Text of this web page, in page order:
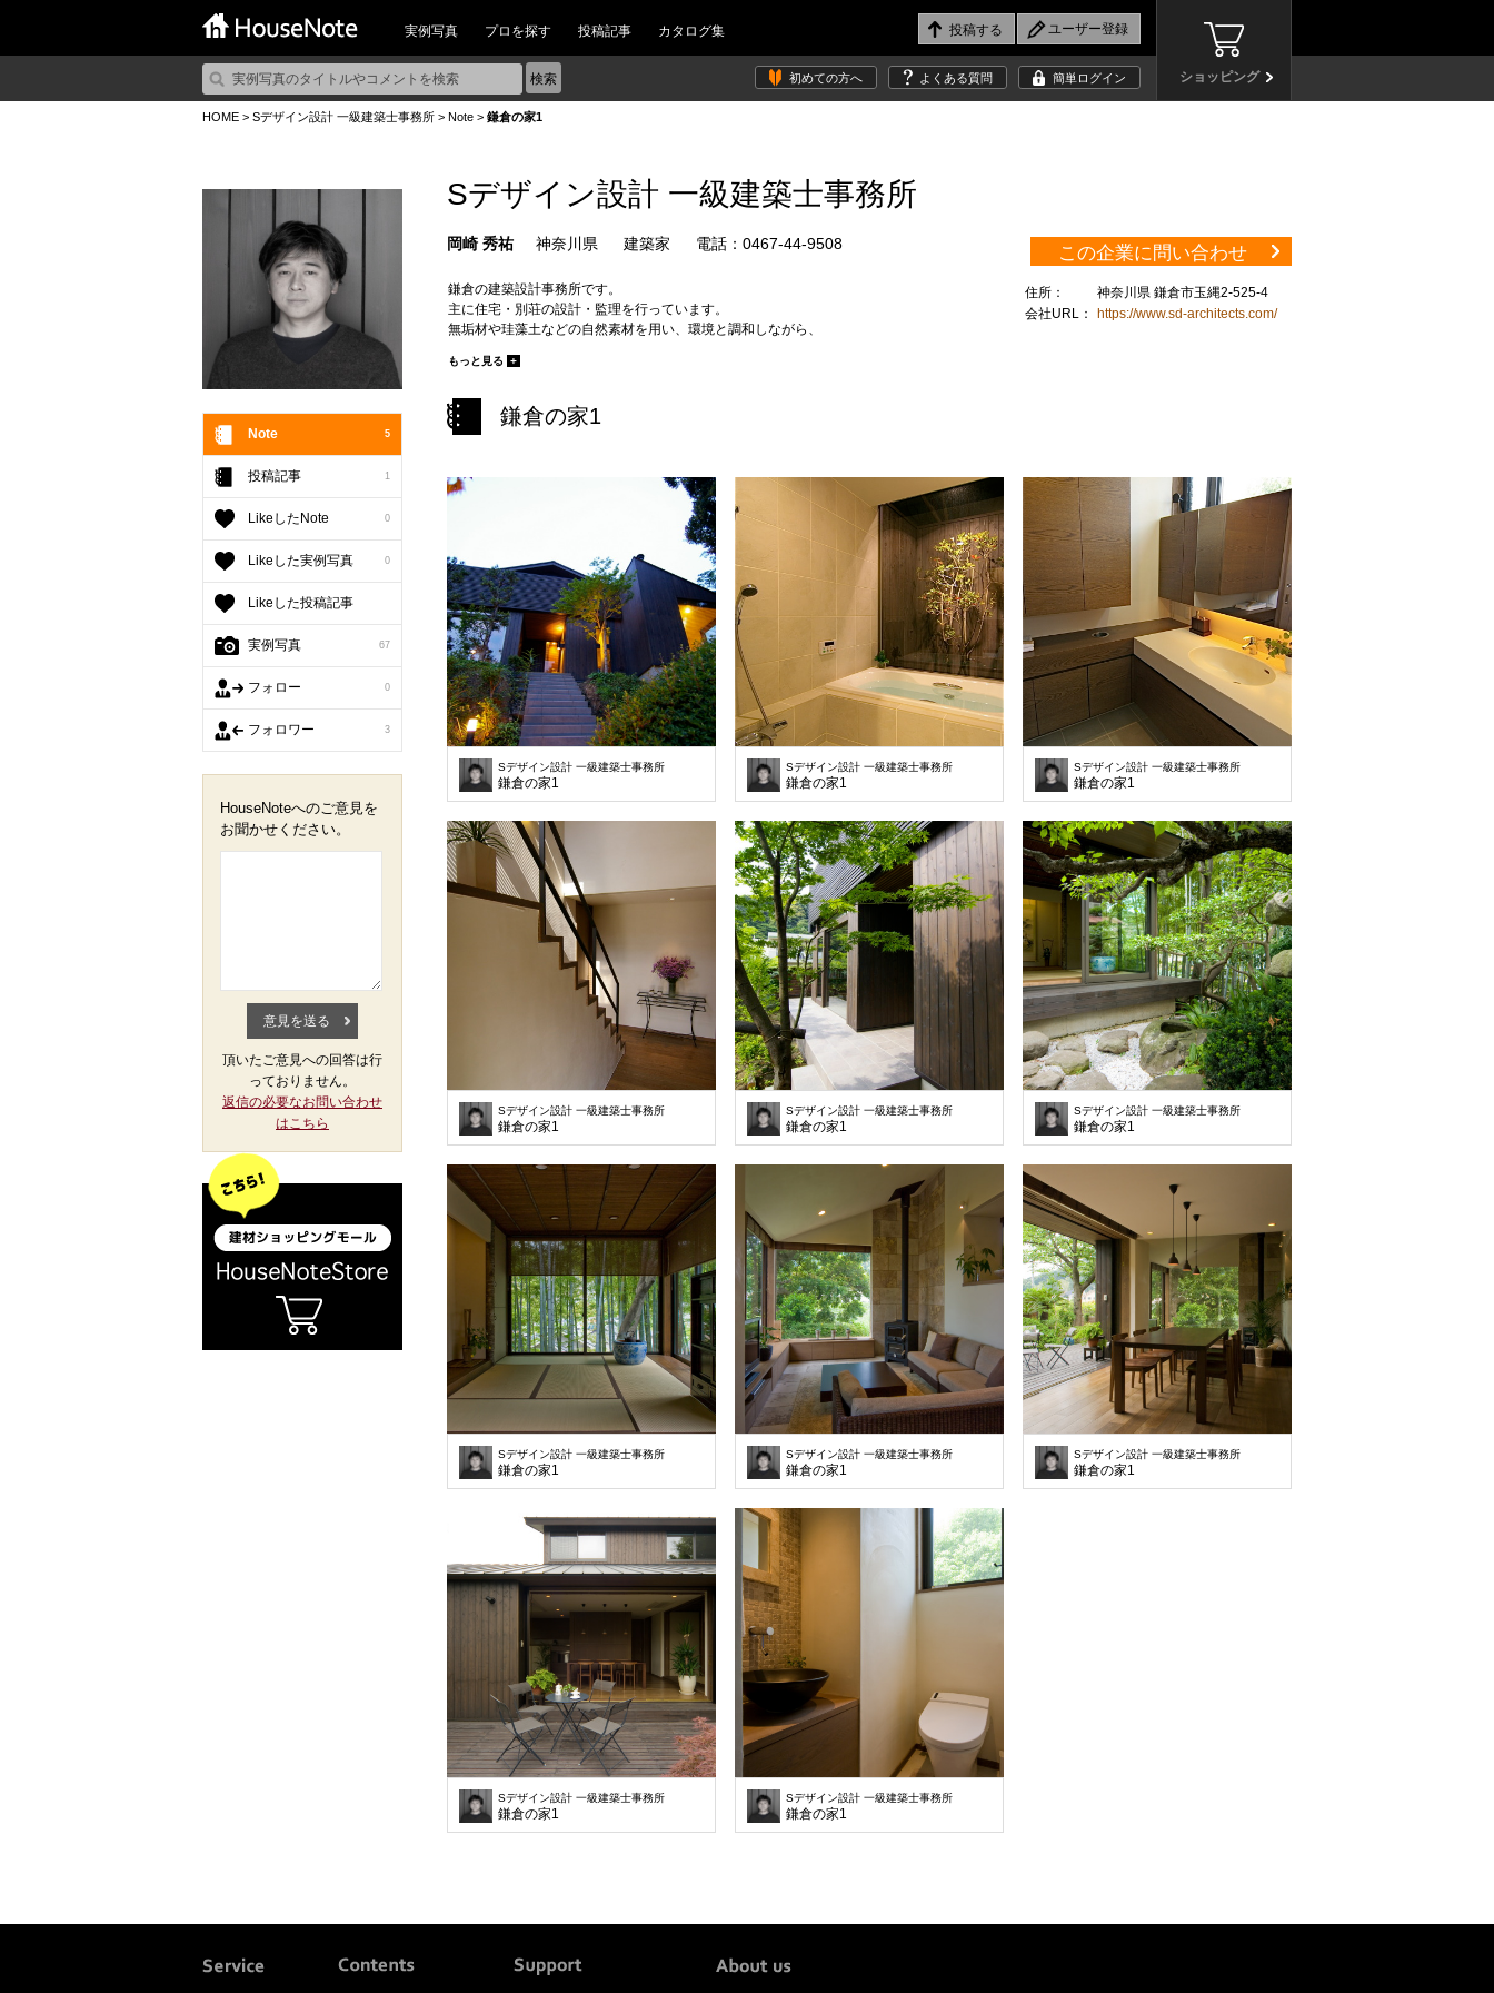
実例写真 プロを探す 投稿記事 カタログ集
ショッピング
初めての方へ よくある質問 簡単ログイン
HOME > Sデザイン設計 一級建築士事務所 > Note > 鎌倉の家1
Note 5
投稿記事 1
LikeしたNote 0
Likeした実例写真 0
Likeした投稿記事
実例写真 67
フォロー 0
フォロワー 3
HouseNoteへのご意見を
お聞かせください。
頂いたご意見への回答は行
っておりません。
返信の必要なお問い合わせ
はこちら
Sデザイン設計 一級建築士事務所
この企業に問い合わせ
住所：
神奈川県 鎌倉市玉縄2-525-4
会社URL：
https://www.sd-architects.com/
岡崎 秀祐 神奈川県 建築家 電話：0467-44-9508
鎌倉の建築設計事務所です。
主に住宅・別荘の設計・監理を行っています。
無垢材や珪藻土などの自然素材を用い、環境と調和しながら、
高いデザイン性と共に、高耐震・高断熱・省エネ性能を実現する設計。
関東圏内で120件以上、鎌倉市内では50件以上の設計・監理実績があり、
地域に根ざした丁寧な家づくりを行っています。
もっと見る +
鎌倉の家1
Sデザイン設計 一級建築士事務所
鎌倉の家1
Sデザイン設計 一級建築士事務所
鎌倉の家1
Sデザイン設計 一級建築士事務所
鎌倉の家1
Sデザイン設計 一級建築士事務所
鎌倉の家1
Sデザイン設計 一級建築士事務所
鎌倉の家1
Sデザイン設計 一級建築士事務所
鎌倉の家1
Sデザイン設計 一級建築士事務所
鎌倉の家1
Sデザイン設計 一級建築士事務所
鎌倉の家1
Sデザイン設計 一級建築士事務所
鎌倉の家1
Sデザイン設計 一級建築士事務所
鎌倉の家1
Sデザイン設計 一級建築士事務所
鎌倉の家1